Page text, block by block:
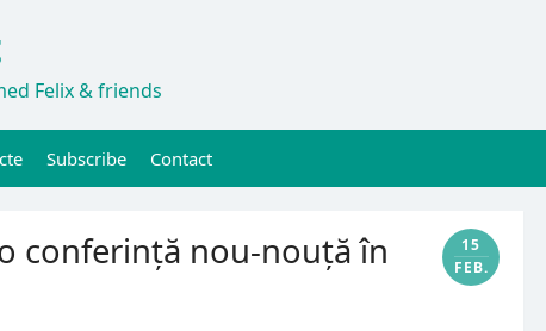
Felix & friends
Subscribe Contact
conferință nou-nouță în
15
FEB.